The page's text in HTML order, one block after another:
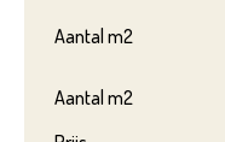
Aantal m2
Aantal m2